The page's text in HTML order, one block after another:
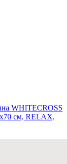
WHITECROSS
см, RELAX,